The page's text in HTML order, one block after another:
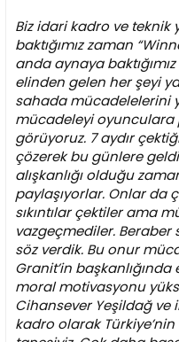
Biz idari kadro ve
baktığımız zaman
anda aynaya
elinden gelen her şeyi
sahada mücadelelerini
mücadeleyi oyunculara
görüyoruz. 7 aydır
çözerek bu günlere
alışkanlığı olduğu
paylaşıyorlar. Onlar da
sıkıntılar çektiler ama
vazgeçmediler.
söz verdik. Bu onur
Granit’in başkanlığında
moral motivasyonu
Cihansever Yeşildağ ve
kadro olarak